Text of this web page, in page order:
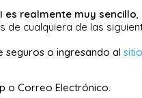
es realmente muy sencillo,
de cualquiera de las
o ingresando al
o Correo Electrónico.